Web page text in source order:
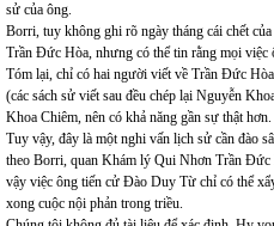
sử của ông.
Borri, tuy không ghi rõ ngày tháng cái chết
Trần Đức Hòa, nhưng có thể tin rằng mọi việc
Tóm lại, chỉ có hai người viết về Trần Đức
(các sách sử viết sau đều chép lại Nguyễn
Khoa Chiêm, nên có khả năng gần sự thật hơn.
Tuy vậy, đây là một nghi vấn lịch sử cần đào
theo Borri, quan Khám lý Qui Nhơn Trần Đức
vậy việc ông tiến cử Đào Duy Từ chỉ có thể
xong cuộc nội phản trong triều.